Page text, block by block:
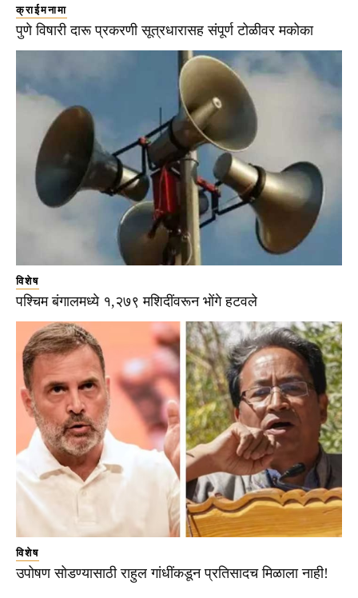
क्राईमनामा
पुणे विषारी दारू प्रकरणी सूत्रधारासह संपूर्ण टोळीवर मकोका
विशेष
पश्चिम बंगालमध्ये १,२७९ मशिदींवरून भोंगे हटवले
विशेष
उपोषण सोडण्यासाठी राहुल गांधींकडून प्रतिसादच मिळाला नाही!